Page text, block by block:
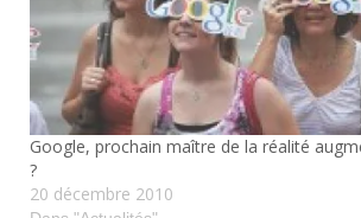
Google, prochain maître de la réalité
?
20 décembre 2010